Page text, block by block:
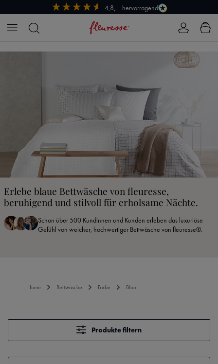
Zum Hauptinhalt springen hervorragend
4,8/5
Erlebe blaue Bettwäsche von fleuresse,
beruhigend und stilvoll für erholsame Nächte.
Schon über 500 Kundinnen und Kunden erleben das luxuriöse
Gefühl von weicher, hochwertiger Bettwäsche von fleuresse®.
Home Bettwäsche Farbe Blau
Produkte filtern